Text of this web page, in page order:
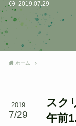
2019.07.29
ホーム
スク
午前
2019
7/29